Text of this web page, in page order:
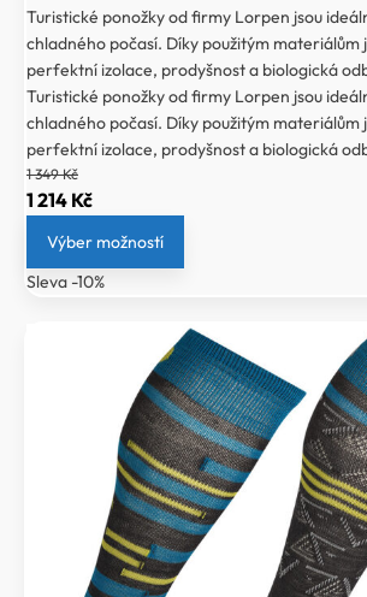
Turistické ponožky od firmy Lorpen jsou
chladného počasí. Díky použitým materiálům
perfektní izolace, prodyšnost a biologická
Turistické ponožky od firmy Lorpen jsou
chladného počasí. Díky použitým materiálům
perfektní izolace, prodyšnost a biologická
1 349Kč
Původní
cena
byla:
1
1 214 KčAktuální
cena
1
Výber možností
Sleva -10%